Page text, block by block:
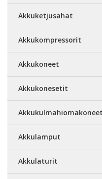
Akkuketjusahat
Akkukompressorit
Akkukoneet
Akkukonesetit
Akkukulmahiomakoneet
Akkulamput
Akkulaturit